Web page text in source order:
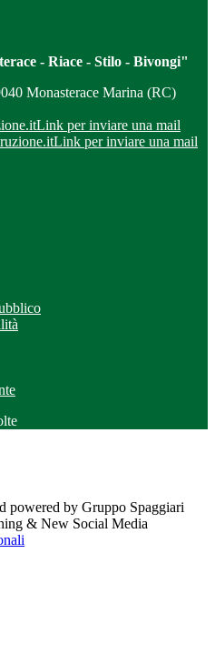
- Riace - Stilo - Bivongi"
Monasterace Marina (RC)
Link per inviare una mail
Link per inviare una mail
powered by Gruppo Spaggiari
& New Social Media